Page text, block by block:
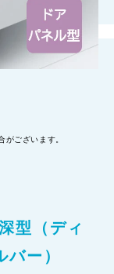
がございます。
型（ディ
バー）